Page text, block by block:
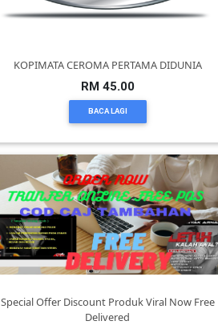
KOPIMATA CEROMA PERTAMA DIDUNIA
RM 45.00
BACA LAGI
Special Offer Discount Produk Viral Now Free
Delivered